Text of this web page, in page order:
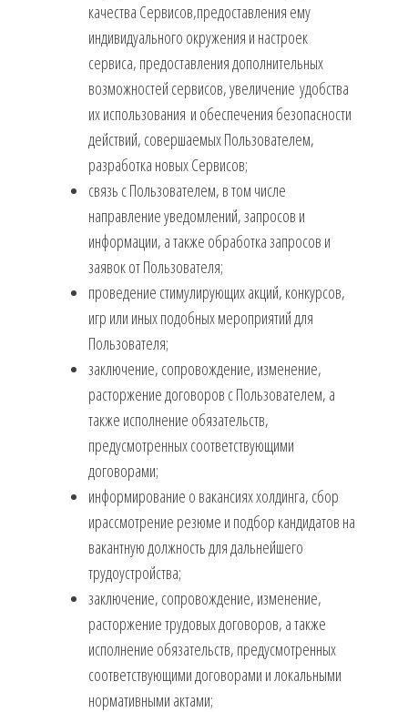
качества Сервисов,предоставления ему
индивидуального окружения и настроек
сервиса, предоставления дополнительных
возможностей сервисов, увеличение удобства
их использования и обеспечения безопасности
действий, совершаемых Пользователем,
разработка новых Сервисов;
связь с Пользователем, в том числе
направление уведомлений, запросов и
информации, а также обработка запросов и
заявок от Пользователя;
проведение стимулирующих акций, конкурсов,
игр или иных подобных мероприятий для
Пользователя;
заключение, сопровождение, изменение,
расторжение договоров с Пользователем, а
также исполнение обязательств,
предусмотренных соответствующими
договорами;
информирование о вакансиях холдинга, сбор
ирассмотрение резюме и подбор кандидатов на
вакантную должность для дальнейшего
трудоустройства;
заключение, сопровождение, изменение,
расторжение трудовых договоров, а также
исполнение обязательств, предусмотренных
соответствующими договорами и локальными
нормативными актами;